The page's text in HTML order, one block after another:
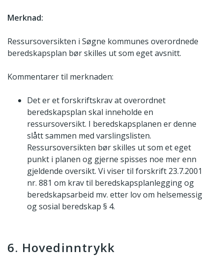
Merknad:
Ressursoversikten i Søgne kommunes overordnede
beredskapsplan bør skilles ut som eget avsnitt.
Kommentarer til merknaden:
Det er et forskriftskrav at overordnet
beredskapsplan skal inneholde en
ressursoversikt. I beredskapsplanen er denne
slått sammen med varslingslisten.
Ressursoversikten bør skilles ut som et eget
punkt i planen og gjerne spisses noe mer enn
gjeldende oversikt. Vi viser til forskrift 23.7.2001
nr. 881 om krav til beredskapsplanlegging og
beredskapsarbeid mv. etter lov om helsemessig
og sosial beredskap § 4.
6. Hovedinntrykk